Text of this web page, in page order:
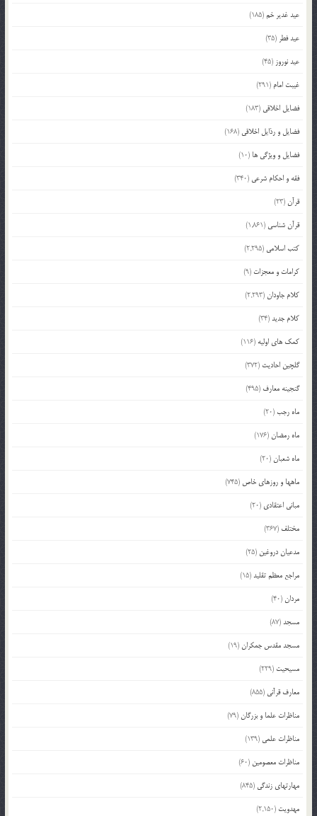
عید غدیر خم(185)
عید فطر (35)
عید نوروز (45)
غیبت امام (291)
فضایل اخلاقی (183)
فضایل و رذایل اخلاقی (168)
فضایل و ویژگی ها (10)
فقه و احکام شرعی (340)
قرآن(23)
قرآن شناسی (1,861)
کتب اسلامی (2,295)
کرامات و معجزات (9)
کلام جاودان(2,293)
کلام جدید(34)
کمک های اولیه (116)
گلچین احادیث (372)
گنجینه معارف (495)
ماه رجب(20)
ماه رمضان(176)
ماه شعبان(20)
ماهها و روزهای خاص (745)
مبانی اعتقادی (20)
مختلف (367)
مدعیان دروغین (25)
مراجع معظم تقلید(15)
مردان(40)
مسجد(87)
مسجد مقدس جمکران(19)
مسیحیت (229)
معارف قرآنی (855)
مناظرات علما و بزرگان(79)
مناظرات علمی (139)
مناظرات معصومین (60)
مهارتهای زندگی (845)
مهدویت (2,150)